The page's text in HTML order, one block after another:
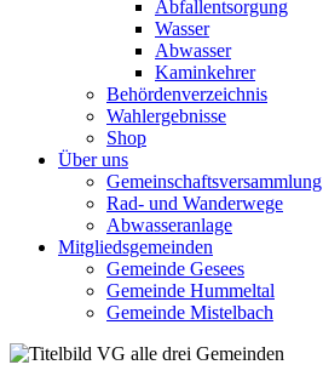
Abfallentsorgung
Wasser
Abwasser
Kaminkehrer
Behördenverzeichnis
Wahlergebnisse
Shop
Über uns
Gemeinschaftsversammlung
Rad- und Wanderwege
Abwasseranlage
Mitgliedsgemeinden
Gemeinde Gesees
Gemeinde Hummeltal
Gemeinde Mistelbach